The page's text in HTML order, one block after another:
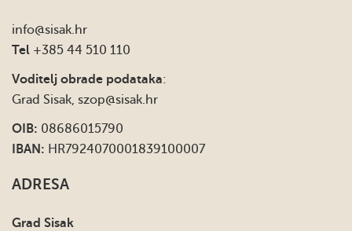
info@sisak.hr
Tel +385 44 510 110
Voditelj obrade podataka:
Grad Sisak, szop@sisak.hr
OIB: 08686015790
IBAN: HR7924070001839100007
ADRESA
Grad Sisak